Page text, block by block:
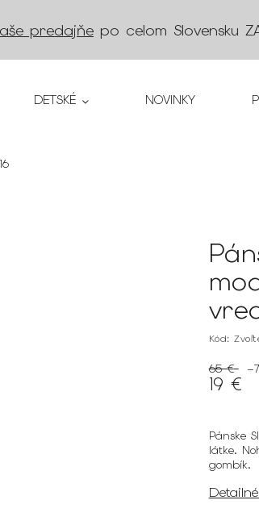
predajňe po celom Slovensku
DETSKÉ NOVINKY
Kód:
65 €
19 €
Pánske
látke.
gombík.